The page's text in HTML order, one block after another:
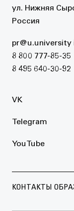
ул. Нижняя
Россия
pr@u.university
8 800 777-85-35
8 495 640-30-92
VK
Telegram
YouTube
КОНТАКТЫ